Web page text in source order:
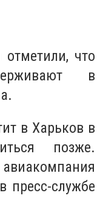
отметили, что
в
в Харьков в
позже.
пресс-службе